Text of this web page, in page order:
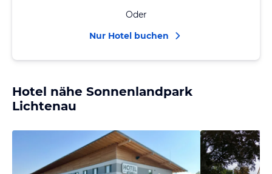
Oder
Nur Hotel buchen
Hotel nähe Sonnenlandpark
Lichtenau